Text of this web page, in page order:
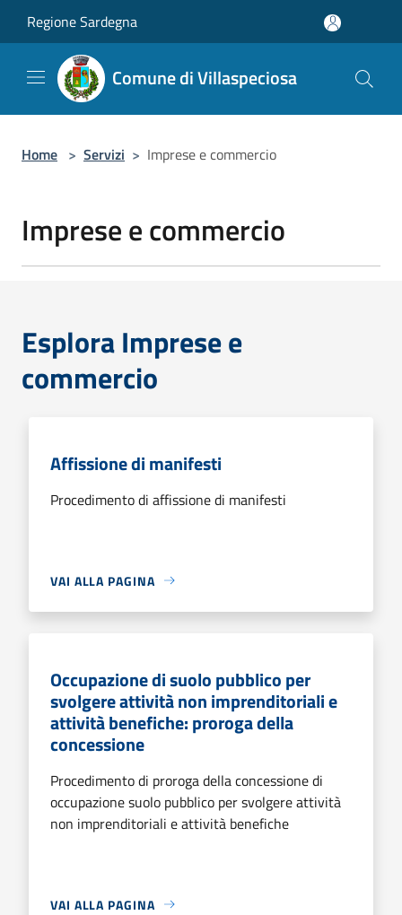
Regione Sardegna
Comune di Villaspeciosa
Home > Servizi > Imprese e commercio
Imprese e commercio
Esplora Imprese e
commercio
Affissione di manifesti
Procedimento di affissione di manifesti
VAI ALLA PAGINA
Occupazione di suolo pubblico per
svolgere attività non imprenditoriali e
attività benefiche: proroga della
concessione
Procedimento di proroga della concessione di
occupazione suolo pubblico per svolgere attività
non imprenditoriali e attività benefiche
VAI ALLA PAGINA